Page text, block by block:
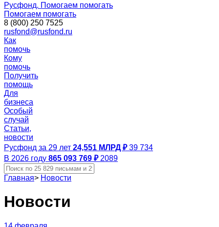
Русфонд. Помогаем помогать
Помогаем помогать
8 (800) 250 7525
rusfond@rusfond.ru
Как
помочь
Кому
помочь
Получить
помощь
Для
бизнеса
Особый
случай
Статьи,
новости
Русфонд за 29 лет 24,551 МЛРД ₽ 39 734
В 2026 году 865 093 769 ₽ 2089
Главная> Новости
Новости